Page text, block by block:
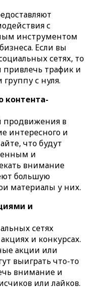
с
инструментом
Если вы
сетях, то
привлечь трафик и
с нуля.
контента-
продвижения в
интересного и
что будут
и
внимание
большую
материалы у них.
и
сетях
и конкурсах.
акции или
выиграть что-то
внимание и
или лайков.